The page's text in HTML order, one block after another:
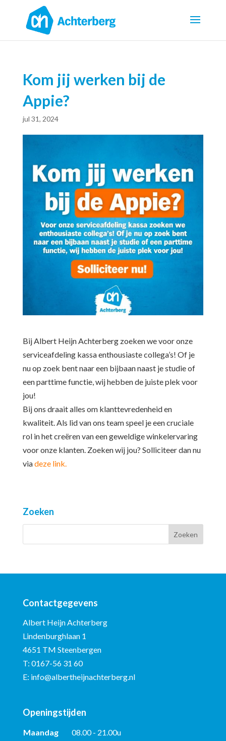
Kom jij werken bij de
Appie?
jul 31, 2024
Bij Albert Heijn Achterberg zoeken we voor onze
serviceafdeling kassa enthousiaste collega’s! Of je
nu op zoek bent naar een bijbaan naast je studie of
een parttime functie, wij hebben de juiste plek voor
jou!
Bij ons draait alles om klanttevredenheid en
kwaliteit. Als lid van ons team speel je een cruciale
rol in het creëren van een geweldige winkelervaring
voor onze klanten. Zoeken wij jou? Solliciteer dan nu
viadeze link.
Zoeken
Contactgegevens
Albert Heijn Achterberg
Lindenburghlaan 1
4651 TM Steenbergen
T: 0167-56 31 60
E: info@albertheijnachterberg.nl
Openingstijden
Maandag
08.00 - 21.00u